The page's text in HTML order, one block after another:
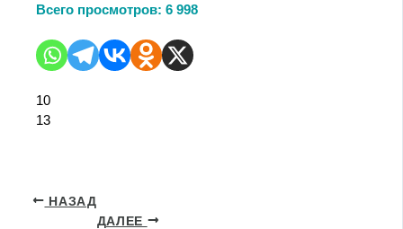
Всего просмотров: 6 998
10
13
НАЗАД
ДАЛЕЕ